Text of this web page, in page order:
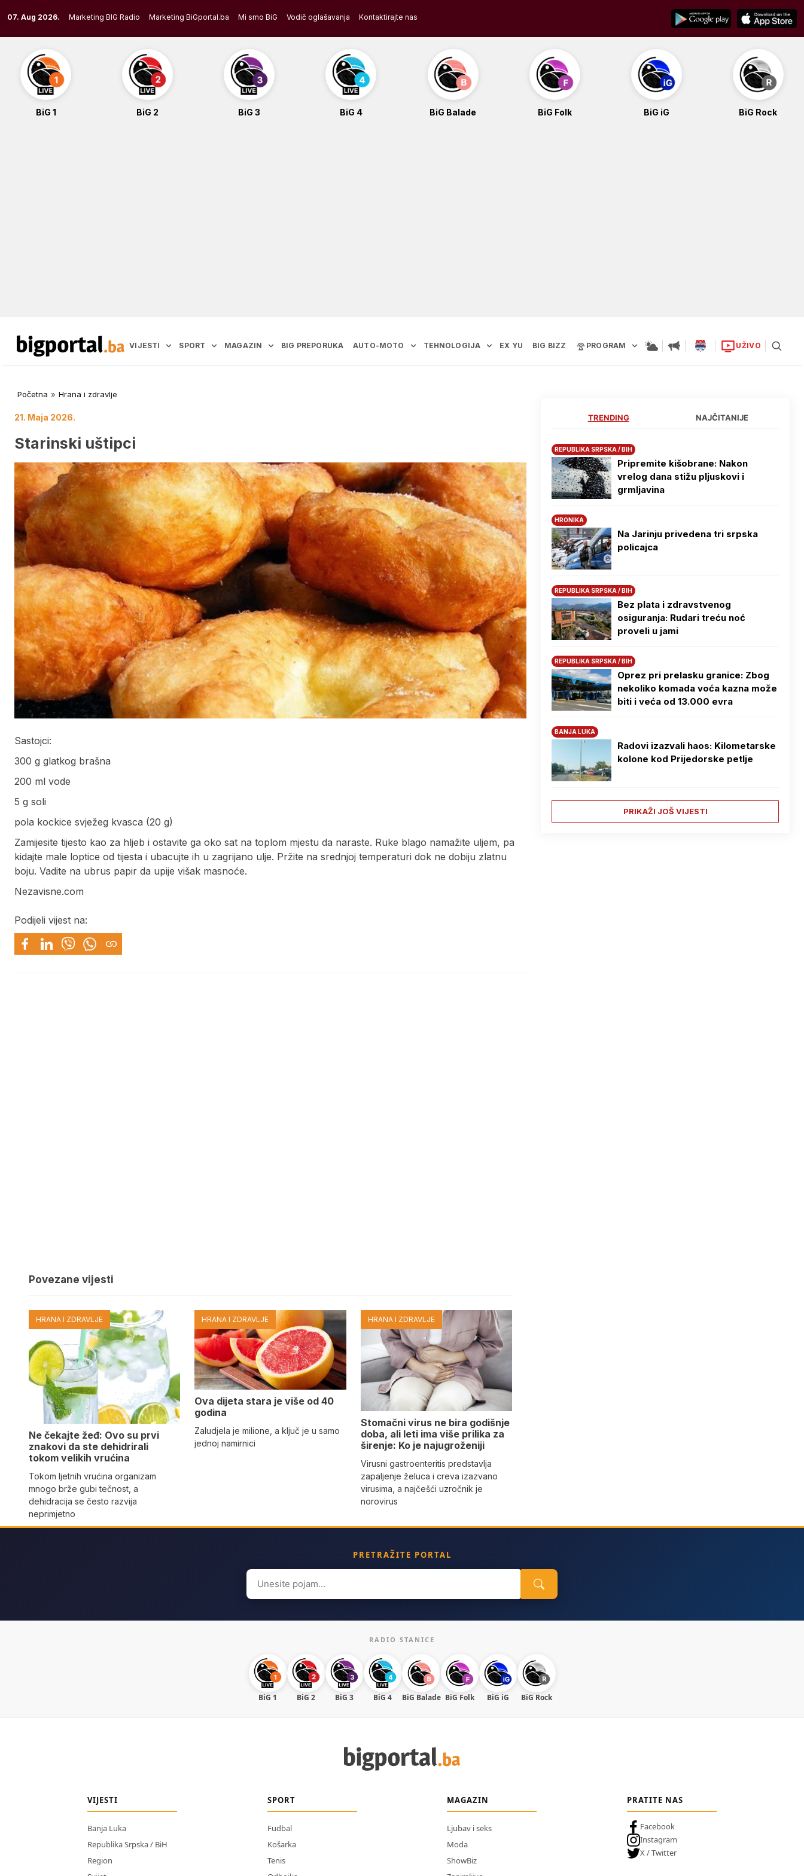
to
content
07. Aug 2026. Marketing BIG Radio Marketing BiGportal.ba Mi smo BiG Vodič oglašavanja Kontaktirajte nas
BiG 1 BiG 2 BiG 3 BiG 4 BiG Balade BiG Folk BiG iG BiG Rock
VIJESTI SPORT MAGAZIN BIG PREPORUKA AUTO-MOTO TEHNOLOGIJA EX YU BIG BIZZ PROGRAM UŽIVO
Početna » Hrana i zdravlje
21. Maja 2026.
Starinski uštipci
Sastojci:
300 g glatkog brašna
200 ml vode
5 g soli
pola kockice svježeg kvasca (20 g)
Zamijesite tijesto kao za hljeb i ostavite ga oko sat na toplom mjestu da naraste. Ruke blago namažite uljem, pa
kidajte male loptice od tijesta i ubacujte ih u zagrijano ulje. Pržite na srednjoj temperaturi dok ne dobiju zlatnu
boju. Vadite na ubrus papir da upije višak masnoće.
Nezavisne.com
Podijeli vijest na:
Povezane vijesti
HRANA I ZDRAVLJE
Ne čekajte žeđ: Ovo su prvi
znakovi da ste dehidrirali
tokom velikih vrućina
Tokom ljetnih vrućina organizam
mnogo brže gubi tečnost, a
dehidracija se često razvija
neprimjetno
HRANA I ZDRAVLJE
Ova dijeta stara je više od 40
godina
Zaludjela je milione, a ključ je u samo
jednoj namirnici
HRANA I ZDRAVLJE
Stomačni virus ne bira godišnje
doba, ali leti ima više prilika za
širenje: Ko je najugroženiji
Virusni gastroenteritis predstavlja
zapaljenje želuca i creva izazvano
virusima, a najčešći uzročnik je
norovirus
TRENDING NAJČITANIJE
REPUBLIKA SRPSKA / BIH
Pripremite kišobrane: Nakon
vrelog dana stižu pljuskovi i
grmljavina
HRONIKA
Na Јarinju privedena tri srpska
policajca
REPUBLIKA SRPSKA / BIH
Bez plata i zdravstvenog
osiguranja: Rudari treću noć
proveli u jami
REPUBLIKA SRPSKA / BIH
Oprez pri prelasku granice: Zbog
nekoliko komada voća kazna može
biti i veća od 13.000 evra
BANJA LUKA
Radovi izazvali haos: Kilometarske
kolone kod Prijedorske petlje
PRIKAŽI JOŠ VIJESTI
PRETRAŽITE PORTAL
Search
for:
RADIO STANICE
BiG 1 BiG 2 BiG 3 BiG 4 BiG Balade BiG Folk BiG iG BiG Rock
VIJESTI
Banja Luka
Republika Srpska / BiH
Region
SPORT
Fudbal
Košarka
Tenis
MAGAZIN
Ljubav i seks
Moda
ShowBiz
PRATITE NAS
Facebook
Instagram
X / Twitter